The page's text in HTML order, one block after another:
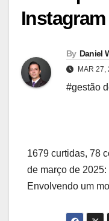
Instagram
By Daniel
MAR 27,
#gestão
1679 curtidas, 78
de março de
Envolvendo um